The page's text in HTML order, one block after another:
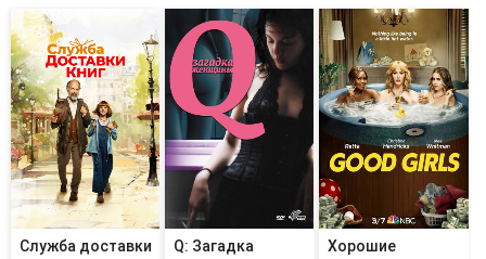
Служба доставки
Q: Загадка
Хорошие